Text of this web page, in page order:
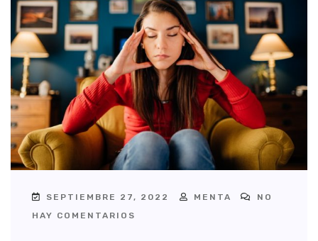
SEPTIEMBRE 27, 2022 MENTA
NO
HAY COMENTARIOS